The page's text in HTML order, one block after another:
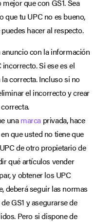
que con GS1. Sea
que tu UPC no es bueno,
hacer al respecto.
anuncio con la información
Si ese es el
correcta. Incluso si no
el incorrecto y crear
unamarca privada, hace
que usted no tiene que
de otro propietario de
qué artículos vender
y obtener los UPC
deberá seguir las normas
GS1 y asegurarse de
Pero si dispone de